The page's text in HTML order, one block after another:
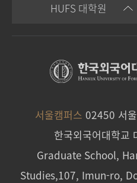
HUFS 대학원
서울캠퍼스 02450 서
한국외국어대학교
Graduate School,
Studies,107, Imun-ro,